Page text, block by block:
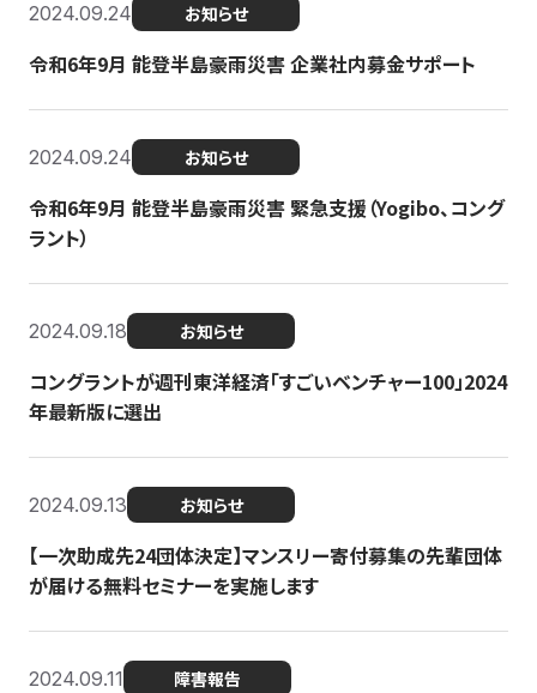
2024.09.24 お知らせ
令和6年9月 能登半島豪雨災害 企業社内募金サポート
2024.09.24 お知らせ
令和6年9月 能登半島豪雨災害 緊急支援（Yogibo、コング
ラント）
2024.09.18 お知らせ
コングラントが週刊東洋経済「すごいベンチャー100」2024
年最新版に選出
2024.09.13 お知らせ
【一次助成先24団体決定】マンスリー寄付募集の先輩団体
が届ける無料セミナーを実施します
2024.09.11 障害報告